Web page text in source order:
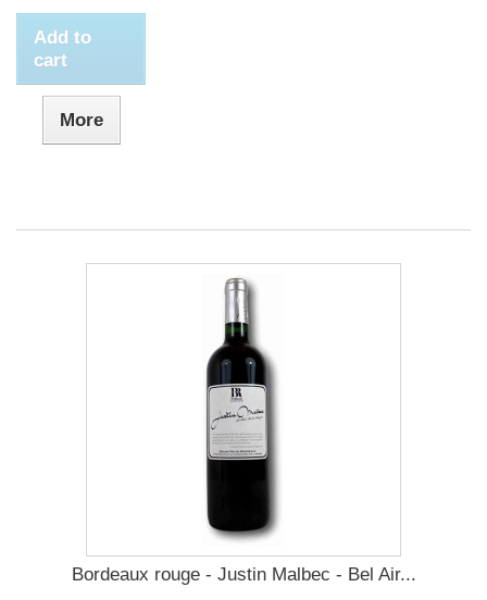
Add to
cart
More
Bordeaux rouge - Justin Malbec - Bel Air...